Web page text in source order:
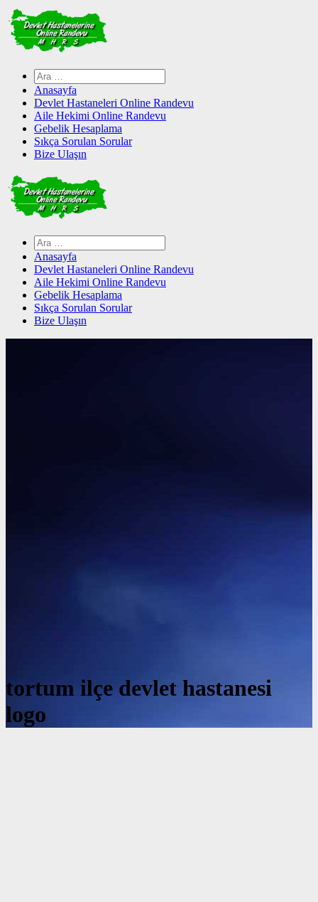
Skip
to
content
Arama:
Anasayfa
Devlet Hastaneleri Online Randevu
Aile Hekimi Online Randevu
Gebelik Hesaplama
Sıkça Sorulan Sorular
Bize Ulaşın
Arama:
Anasayfa
Devlet Hastaneleri Online Randevu
Aile Hekimi Online Randevu
Gebelik Hesaplama
Sıkça Sorulan Sorular
Bize Ulaşın
tortum ilçe devlet hastanesi
logo